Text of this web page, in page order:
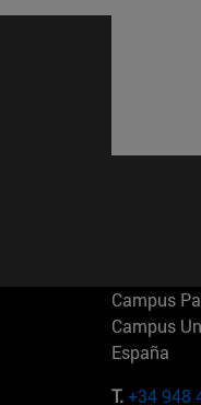
Campus
Campus
España
T.+34 948